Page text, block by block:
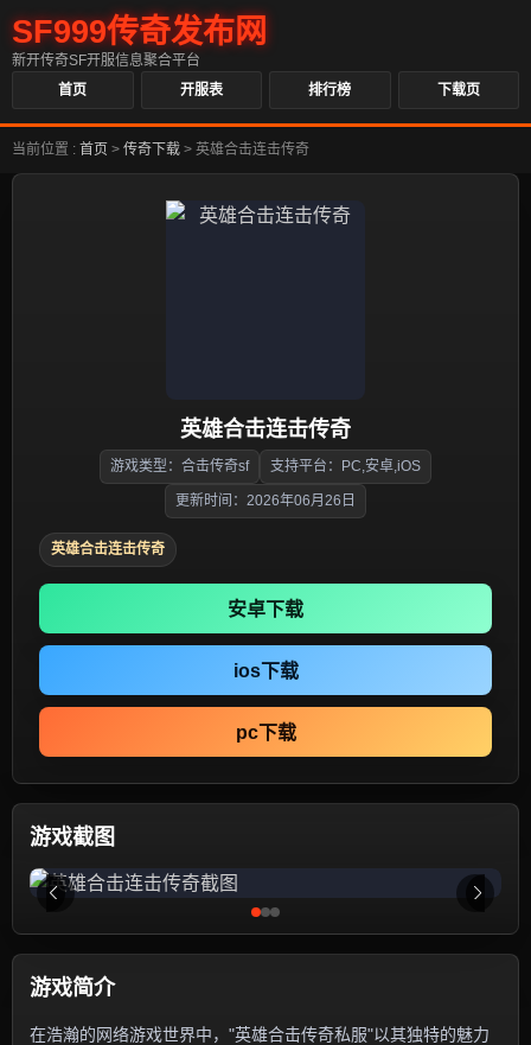
SF999传奇发布网
新开传奇SF开服信息聚合平台
首页
开服表 排行榜 下载页
当前位置 : 首页 > 传奇下载 > 英雄合击连击传奇
英雄合击连击传奇
游戏类型：合击传奇sf 支持平台：PC,安卓,iOS
更新时间：2026年06月26日
英雄合击连击传奇
安卓下载
ios下载
pc下载
游戏截图
游戏简介
在浩瀚的网络游戏世界中，"英雄合击传奇私服"以其独特的魅力